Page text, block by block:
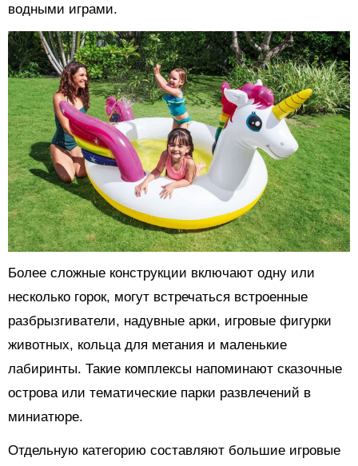
водными играми.
Более сложные конструкции включают одну или
несколько горок, могут встречаться встроенные
разбрызгиватели, надувные арки, игровые фигурки
животных, кольца для метания и маленькие
лабиринты. Такие комплексы напоминают сказочные
острова или тематические парки развлечений в
миниатюре.
Отдельную категорию составляют большие игровые